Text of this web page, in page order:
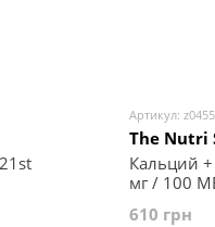
Артикул:
The Nutri
Кальций
мг / 100
610 грн